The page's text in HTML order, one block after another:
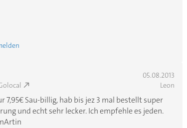
05.08.2013
Leon
7,95€ Sau-billig, hab bis jez 3 mal bestellt super
und echt sehr lecker. Ich empfehle es jeden.